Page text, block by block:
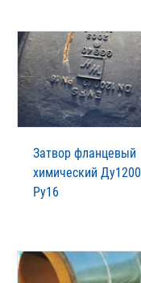
Затвор фланцевый
химический Ду1200
Ру16